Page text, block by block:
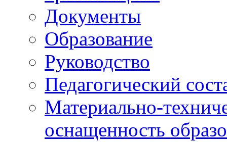
Документы
Образование
Руководство
Педагогический
Материально-
оснащенность